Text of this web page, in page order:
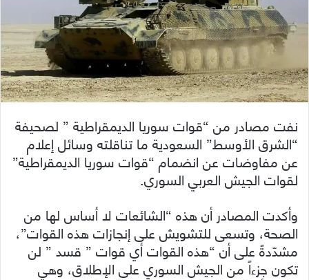
نفت مصادر من “قوات سوريا الديمقراطية ” لصحيفة
“الشرق الأوسط” السعودية ما تناقلته وسائل إعلام
عن مفاوضات عن انضمام “قوات سوريا الديمقراطية”
لقوات الجيش العربي السوري.
وأكدت المصادر أن هذه “الشائعات لا أساس لها من
الصحة، وتسعى للتشويش على إنجازات هذه القوات”،
مشدّدةً على أن “هذه القوات أي قوات ” قسد ” لن
تكون جزءاً من الجيش السوري على الإطلاق، وهي